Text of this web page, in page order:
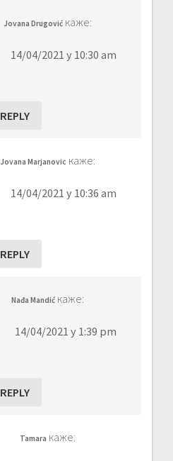
Jovana Drugović каже:
14/04/2021 у 10:30 am
REPLY
Jovana Marjanovic каже:
14/04/2021 у 10:36 am
REPLY
Nađa Mandić каже:
14/04/2021 у 1:39 pm
REPLY
Tamara каже: